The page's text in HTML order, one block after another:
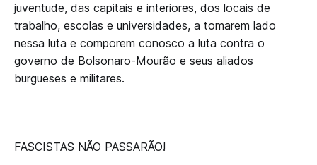
juventude, das capitais e interiores, dos locais de
trabalho, escolas e universidades, a tomarem lado
nessa luta e comporem conosco a luta contra o
governo de Bolsonaro-Mourão e seus aliados
burgueses e militares.
FASCISTAS NÃO PASSARÃO!